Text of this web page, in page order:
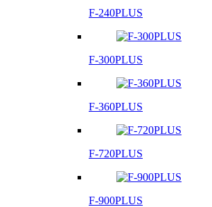
F-240PLUS
F-300PLUS
F-360PLUS
F-720PLUS
F-900PLUS